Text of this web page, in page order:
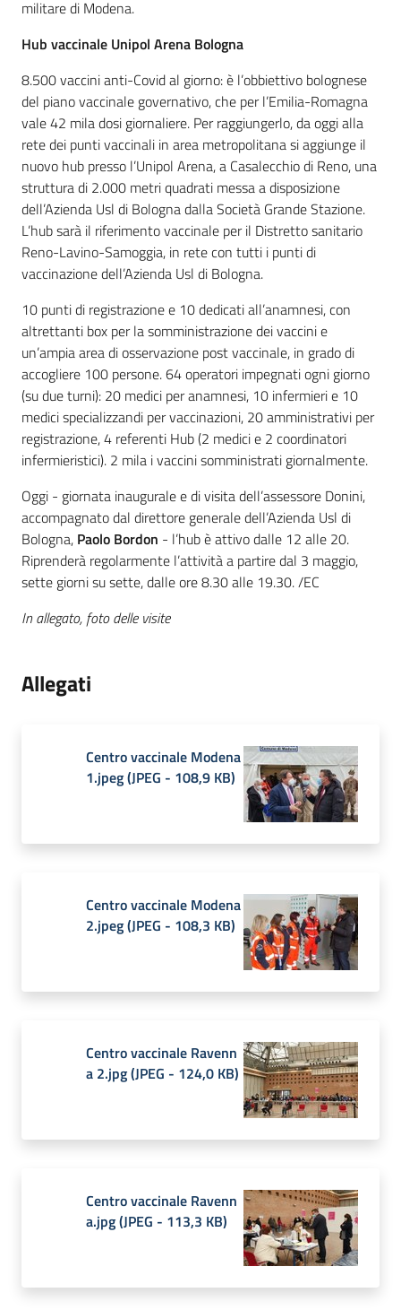
militare di Modena.
Hub vaccinale Unipol Arena Bologna
8.500 vaccini anti-Covid al giorno: è l’obbiettivo bolognese
del piano vaccinale governativo, che per l’Emilia-Romagna
vale 42 mila dosi giornaliere. Per raggiungerlo, da oggi alla
rete dei punti vaccinali in area metropolitana si aggiunge il
nuovo hub presso l’Unipol Arena, a Casalecchio di Reno, una
struttura di 2.000 metri quadrati messa a disposizione
dell’Azienda Usl di Bologna dalla Società Grande Stazione.
L’hub sarà il riferimento vaccinale per il Distretto sanitario
Reno-Lavino-Samoggia, in rete con tutti i punti di
vaccinazione dell’Azienda Usl di Bologna.
10 punti di registrazione e 10 dedicati all’anamnesi, con
altrettanti box per la somministrazione dei vaccini e
un’ampia area di osservazione post vaccinale, in grado di
accogliere 100 persone. 64 operatori impegnati ogni giorno
(su due turni): 20 medici per anamnesi, 10 infermieri e 10
medici specializzandi per vaccinazioni, 20 amministrativi per
registrazione, 4 referenti Hub (2 medici e 2 coordinatori
infermieristici). 2 mila i vaccini somministrati giornalmente.
Oggi - giornata inaugurale e di visita dell’assessore Donini,
accompagnato dal direttore generale dell’Azienda Usl di
Bologna, Paolo Bordon - l’hub è attivo dalle 12 alle 20.
Riprenderà regolarmente l’attività a partire dal 3 maggio,
sette giorni su sette, dalle ore 8.30 alle 19.30. /EC
In allegato, foto delle visite
Allegati
Centro vaccinale Modena
1.jpeg(JPEG - 108,9 KB)
Centro vaccinale Modena
2.jpeg(JPEG - 108,3 KB)
Centro vaccinale Ravenn
a 2.jpg(JPEG - 124,0 KB)
Centro vaccinale Ravenn
a.jpg(JPEG - 113,3 KB)